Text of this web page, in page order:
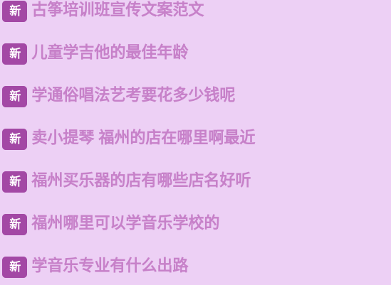
新 古筝培训班宣传文案范文
新 儿童学吉他的最佳年龄
新 学通俗唱法艺考要花多少钱呢
新 卖小提琴 福州的店在哪里啊最近
新 福州买乐器的店有哪些店名好听
新 福州哪里可以学音乐学校的
新 学音乐专业有什么出路